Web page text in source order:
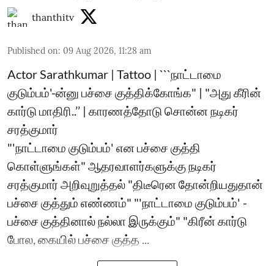
thanthitv
Published on: 09 Aug 2026, 11:28 am
Actor Sarathkumar | Tattoo | ```நாட்டாமை
குடும்பம்'-ன்னு பச்சை குத்திக்கோங்க" | "அது கீரின்
கார்டு மாதிரி..’’ | காரணத்தோடு சொன்ன நடிகர்
சரத்குமார்
"'நாட்டாமை குடும்பம்' என பச்சை குத்தி
கொள்ளுங்கள்" ஆதரவாளர்களுக்கு நடிகர்
சரத்குமார் அறிவுறுத்தல் "திடீரென தோன்றியதுதான்
பச்சை குத்தும் எண்ணம்" "'நாட்டாமை குடும்பம்' -
பச்சை குத்தினால் நல்லா இருக்கும்" "கிரீன் கார்டு
போல, கையில் பச்சை குத்த ...